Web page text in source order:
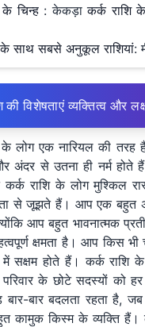
के चिन्ह: केकड़ाकर्क राशि
के साथ सबसे अनुकूल राशियां:
की विशेषताएं व्यक्तित्व और
के लोग एक नारियल की तरह
अंदर से उतना ही नर्म होते
कर्क राशि के लोग मुश्किल
से जूझते हैं। आप एक बहुत
आप बहुत भावनात्मक
क्षमता है। आप किस
सक्षम होते हैं। कर्क राशि
के छोटे सदस्यों को हर
बार बदलता रहता है,
कामुक किस्म के व्यक्ति हैं।